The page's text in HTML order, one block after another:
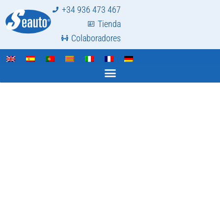
+34 936 473 467
Tienda
Colaboradores